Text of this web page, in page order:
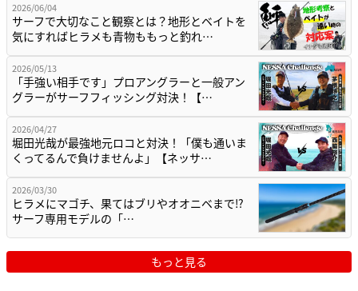
2026/06/04
サーフで大切なこと観察とは？地形とベイトを
気にすればヒラメも青物ももっと釣れ…
2026/05/13
「手強い相手です」プロアングラーと一般アン
グラーがサーフフィッシング対決！【…
2026/04/27
堀田光哉が最強地元ロコと対決！「僕も通いま
くってるんで負けませんよ」【ネッサ…
2026/03/30
ヒラメにマゴチ、果てはブリやオオニベまで⁉
サーフ専用モデルの「…
もっと見る